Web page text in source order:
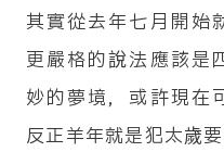
其實從去年七月開始
更嚴格的說法應該是
妙的夢境，或許現在
反正羊年就是犯太歲